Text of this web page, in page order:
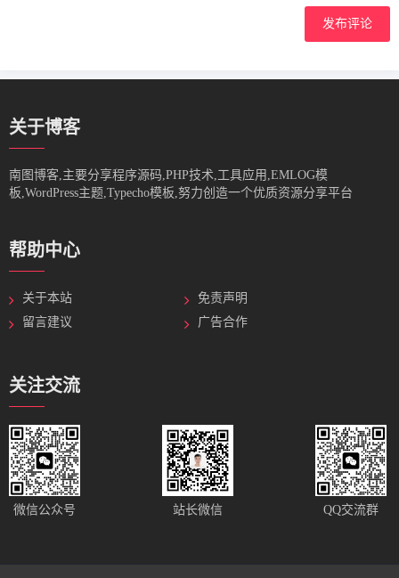
发布评论
关于博客
南图博客,主要分享程序源码,PHP技术,工具应用,EMLOG模
板,WordPress主题,Typecho模板,努力创造一个优质资源分享平台
帮助中心
关于本站
免责声明
留言建议
广告合作
关注交流
微信公众号 站长微信 QQ交流群